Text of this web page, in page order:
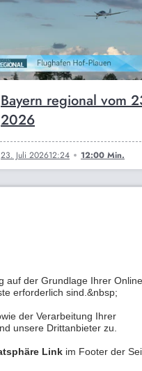
Bayern regional vom
2026
23. Juli 202612:24 12:00 Min.